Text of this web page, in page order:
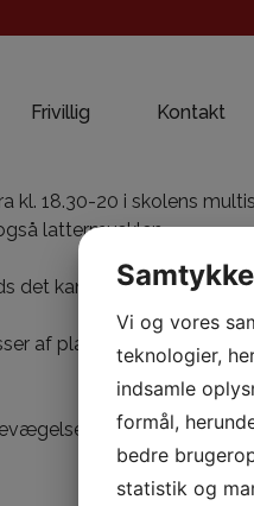
Frivillig Kontakt
kl. 18.30-20 i skolens
lattermusklen.
det kan vi sagtens opleve
af plads til flere på holdet.
bliver ikke
Vi og vores
teknologier,
indsamle
formål,
bedre
statistik og